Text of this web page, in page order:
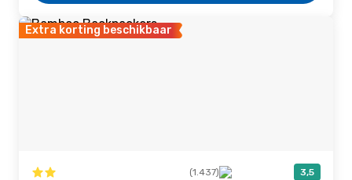
Extra korting beschikbaar
(1.437) 3,5